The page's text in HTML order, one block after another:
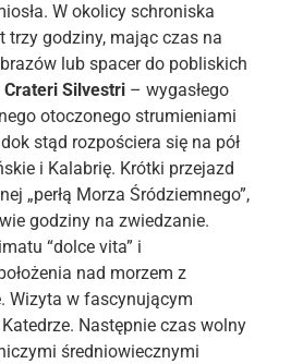
W okolicy schroniska
trzy godziny, mając czas na
lub spacer do pobliskich
Crateri Silvestri– wygasłego
otoczonego strumieniami
stąd rozpościera się na pół
i Kalabrię. Krótki przejazd
„perłą Morza Śródziemnego”,
godziny na zwiedzanie.
“dolce vita” i
nad morzem z
Wizyta w fascynującym
Następnie czas wolny
średniowiecznymi